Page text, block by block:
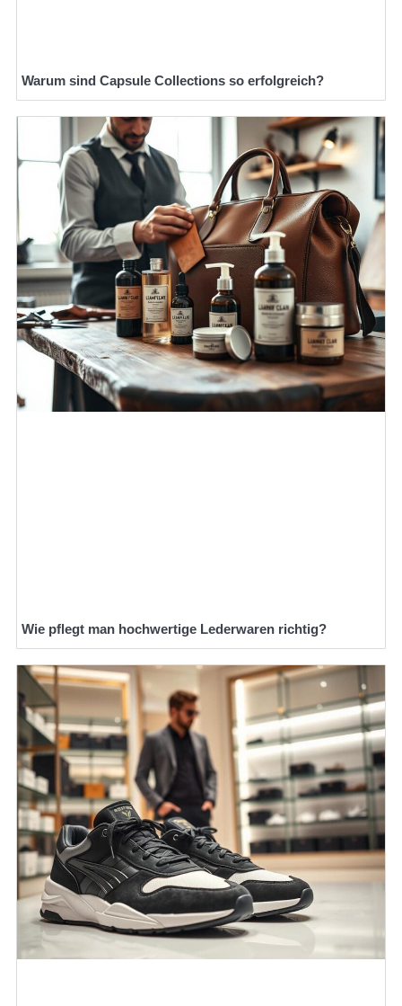
Warum sind Capsule Collections so erfolgreich?
Wie pflegt man hochwertige Lederwaren richtig?